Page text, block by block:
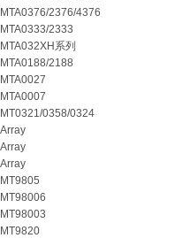
MTA0376/2376/4376
MTA0333/2333
MTA032XH系列
MTA0188/2188
MTA0027
MTA0007
MT0321/0358/0324
Array
Array
Array
MT9805
MT98006
MT98003
MT9820